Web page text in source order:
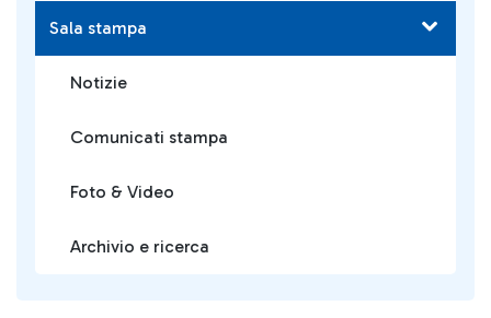
Sala stampa
Notizie
Comunicati stampa
Foto & Video
Archivio e ricerca